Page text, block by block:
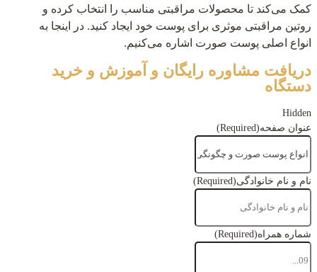
کمک می‌کند تا محصولات مراقبتی مناسب را انتخاب کرده و
روتین مراقبتی موثری برای پوست خود ایجاد کنید. در اینجا به
انواع اصلی پوست صورت اشاره می‌کنیم.
دریافت مشاوره رایگان و آموزش و خرید
دستگاه
Hidden
عنوان صفحه(Required)
نام و نام خانوادگی(Required)
شماره همراه(Required)